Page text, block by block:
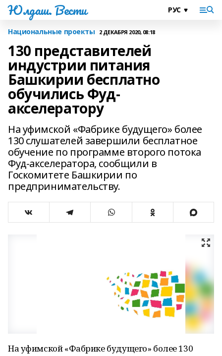
Юлдаш. Вести
Национальные проекты 2 ДЕКАБРЯ 2020, 08:18
130 представителей
индустрии питания
Башкирии бесплатно
обучились Фуд-
акселератору
На уфимской «Фабрике будущего» более
130 слушателей завершили бесплатное
обучение по программе второго потока
Фуд-акселератора, сообщили в
Госкомитете Башкирии по
предпринимательству.
На уфимской «Фабрике будущего» более 130